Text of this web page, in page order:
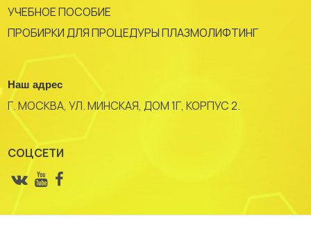
УЧЕБНОЕ ПОСОБИЕ
ПРОБИРКИ ДЛЯ ПРОЦЕДУРЫ ПЛАЗМОЛИФТИНГ
Наш адрес
Г. МОСКВА, УЛ. МИНСКАЯ, ДОМ 1Г, КОРПУС 2.
СОЦСЕТИ